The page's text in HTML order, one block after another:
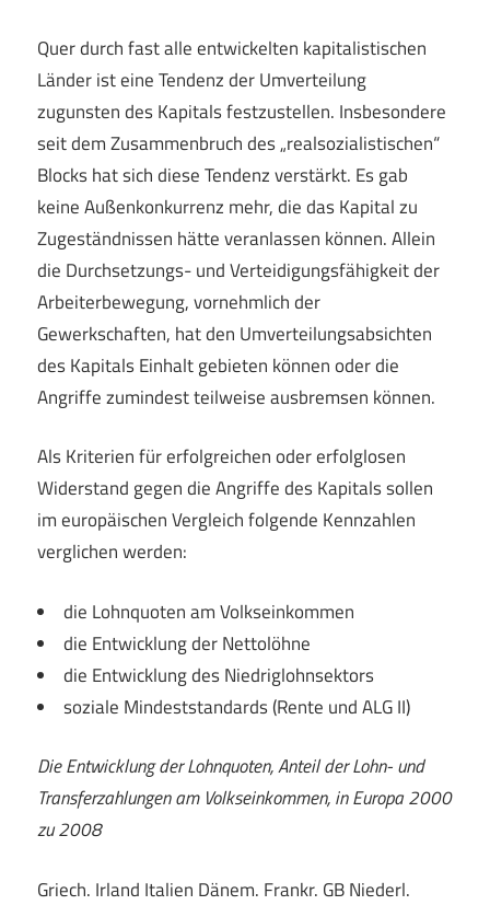
Quer durch fast alle entwickelten kapitalistischen
Länder ist eine Tendenz der Umverteilung
zugunsten des Kapitals festzustellen. Insbesondere
seit dem Zusammenbruch des „realsozialistischen“
Blocks hat sich diese Tendenz verstärkt. Es gab
keine Außenkonkurrenz mehr, die das Kapital zu
Zugeständnissen hätte veranlassen können. Allein
die Durchsetzungs- und Verteidigungsfähigkeit der
Arbeiterbewegung, vornehmlich der
Gewerkschaften, hat den Umverteilungsabsichten
des Kapitals Einhalt gebieten können oder die
Angriffe zumindest teilweise ausbremsen können.
Als Kriterien für erfolgreichen oder erfolglosen
Widerstand gegen die Angriffe des Kapitals sollen
im europäischen Vergleich folgende Kennzahlen
verglichen werden:
die Lohnquoten am Volkseinkommen
die Entwicklung der Nettolöhne
die Entwicklung des Niedriglohnsektors
soziale Mindeststandards (Rente und ALG II)
Die Entwicklung der Lohnquoten, Anteil der Lohn- und
Transferzahlungen am Volkseinkommen, in Europa 2000
zu 2008
Griech. Irland Italien Dänem. Frankr. GB Niederl.